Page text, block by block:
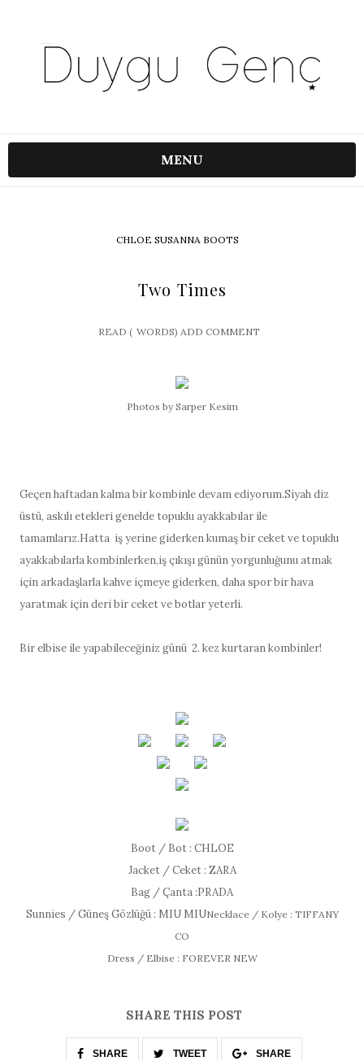
MENU
CHLOE SUSANNA BOOTS
Two Times
READ ( WORDS) ADD COMMENT
Photos by Sarper Kesim
Geçen haftadan kalma bir kombinle devam ediyorum.Siyah diz
üstü, askılı etekleri genelde topuklu ayakkabılar ile
tamamlarız.Hatta iş yerine giderken kumaş bir ceket ve topuklu
ayakkabılarla kombinlerken,iş çıkışı günün yorgunluğunu atmak
için arkadaşlarla kahve içmeye giderken, daha spor bir hava
yaratmak için deri bir ceket ve botlar yeterli.
Bir elbise ile yapabileceğiniz günü 2. kez kurtaran kombinler!
Boot / Bot : CHLOE
Jacket / Ceket : ZARA
Bag / Çanta :PRADA
Sunnies / Güneş Gözlüğü : MIU MIUNecklace / Kolye : TIFFANY
CO
Dress / Elbise : FOREVER NEW
SHARE THIS POST
SHARE TWEET SHARE